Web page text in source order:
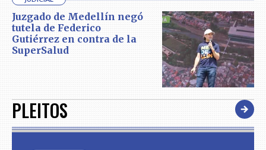
Juzgado de Medellín negó
tutela de Federico
Gutiérrez en contra de la
SuperSalud
PLEITOS